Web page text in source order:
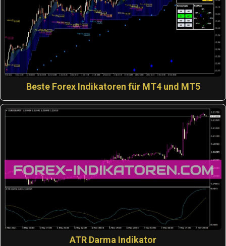
Beste Forex Indikatoren für MT4 und MT5
ATR Darma Indikator